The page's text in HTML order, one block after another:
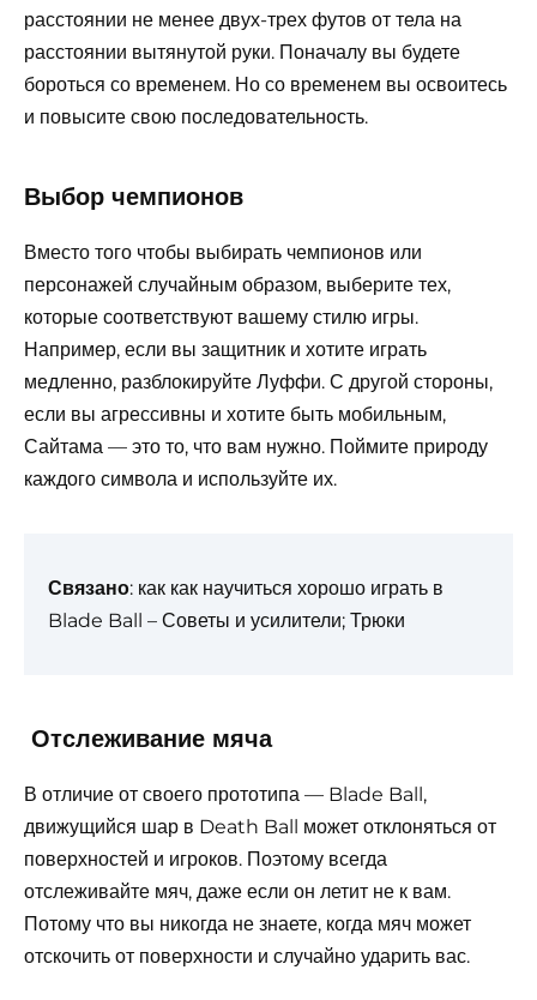
расстоянии не менее двух-трех футов от тела на
расстоянии вытянутой руки. Поначалу вы будете
бороться со временем. Но со временем вы освоитесь
и повысите свою последовательность.
Выбор чемпионов
Вместо того чтобы выбирать чемпионов или
персонажей случайным образом, выберите тех,
которые соответствуют вашему стилю игры.
Например, если вы защитник и хотите играть
медленно, разблокируйте Луффи. С другой стороны,
если вы агрессивны и хотите быть мобильным,
Сайтама — это то, что вам нужно. Поймите природу
каждого символа и используйте их.
Связано: как как научиться хорошо играть в
Blade Ball – Советы и усилители; Трюки
Отслеживание мяча
В отличие от своего прототипа — Blade Ball,
движущийся шар в Death Ball может отклоняться от
поверхностей и игроков. Поэтому всегда
отслеживайте мяч, даже если он летит не к вам.
Потому что вы никогда не знаете, когда мяч может
отскочить от поверхности и случайно ударить вас.